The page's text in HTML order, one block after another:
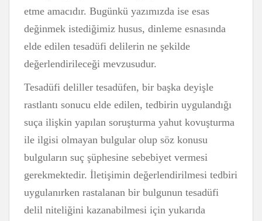
etme amacıdır. Bugünkü yazımızda ise esas
değinmek istediğimiz husus, dinleme esnasında
elde edilen tesadüfi delilerin ne şekilde
değerlendirileceği mevzusudur.
Tesadüfi deliller tesadüfen, bir başka deyişle
rastlantı sonucu elde edilen, tedbirin uygulandığı
suça ilişkin yapılan soruşturma yahut kovuşturma
ile ilgisi olmayan bulgular olup söz konusu
bulguların suç şüphesine sebebiyet vermesi
gerekmektedir. İletişimin değerlendirilmesi tedbiri
uygulanırken rastalanan bir bulgunun tesadüfi
delil niteliğini kazanabilmesi için yukarıda